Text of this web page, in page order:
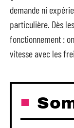
demande ni
particulière. Dès
fonctionnement :
vitesse avec les